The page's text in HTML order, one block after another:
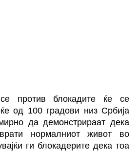
против блокадите ќе се
од 100 градови низ Србија
да демонстрираат дека
нормалниот живот во
ги блокадерите дека тоа